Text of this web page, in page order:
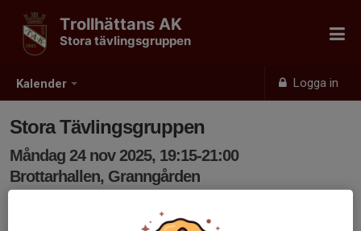
Kalender Logga in
Trollhättans AK
Stora tävlingsgruppen
Stora Tävlingsgruppen
Måndag 24 nov 2025, 19:15-21:00
Brottarhallen, Granngården